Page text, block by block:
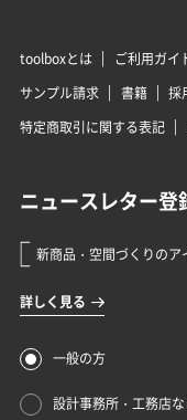
toolboxとは ご利用ガイ
サンプル請求
書籍 採
特定商取引に関する表記